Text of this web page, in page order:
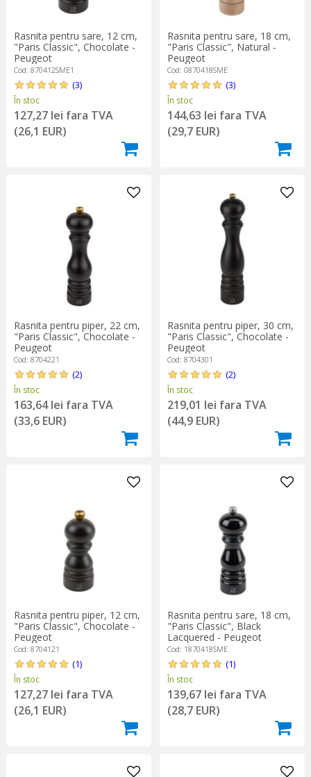
Rasnita pentru sare, 12 cm,
"Paris Classic", Chocolate -
Peugeot
Cod: 870412SME1
(3)
În stoc
127,27 lei fara TVA
(26,1 EUR)
Rasnita pentru sare, 18 cm,
"Paris Classic", Natural -
Peugeot
Cod: 0870418SME
(3)
În stoc
144,63 lei fara TVA
(29,7 EUR)
Rasnita pentru piper, 22 cm,
"Paris Classic", Chocolate -
Peugeot
Cod: 8704221
(2)
În stoc
163,64 lei fara TVA
(33,6 EUR)
Rasnita pentru piper, 30 cm,
"Paris Classic", Chocolate -
Peugeot
Cod: 8704301
(2)
În stoc
219,01 lei fara TVA
(44,9 EUR)
Rasnita pentru piper, 12 cm,
"Paris Classic", Chocolate -
Peugeot
Cod: 8704121
(1)
În stoc
127,27 lei fara TVA
(26,1 EUR)
Rasnita pentru sare, 18 cm,
"Paris Classic", Black
Lacquered - Peugeot
Cod: 1870418SME
(1)
În stoc
139,67 lei fara TVA
(28,7 EUR)